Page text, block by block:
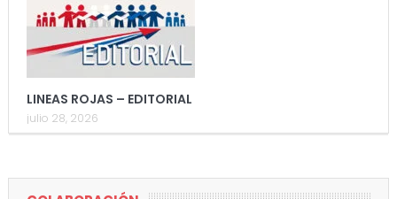
LINEAS ROJAS – EDITORIAL
julio 28, 2026